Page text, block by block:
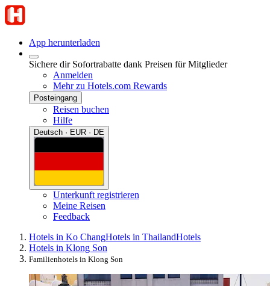
App herunterladen
Sichere dir Sofortrabatte dank Preisen für Mitglieder
Anmelden
Mehr zu Hotels.com Rewards
Posteingang
Reisen buchen
Hilfe
Deutsch · EUR · DE
Unterkunft registrieren
Meine Reisen
Feedback
Hotels in Ko ChangHotels in ThailandHotels
Hotels in Klong Son
Familienhotels in Klong Son